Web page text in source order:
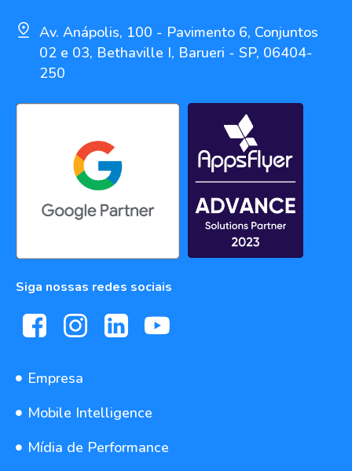
Av. Anápolis, 100 - Pavimento 6, Conjuntos
02 e 03, Bethaville I, Barueri - SP, 06404-
250
Siga nossas redes sociais
Empresa
Mobile Intelligence
Mídia de Performance